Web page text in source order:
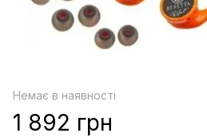
Немає в наявності
1 892 грн